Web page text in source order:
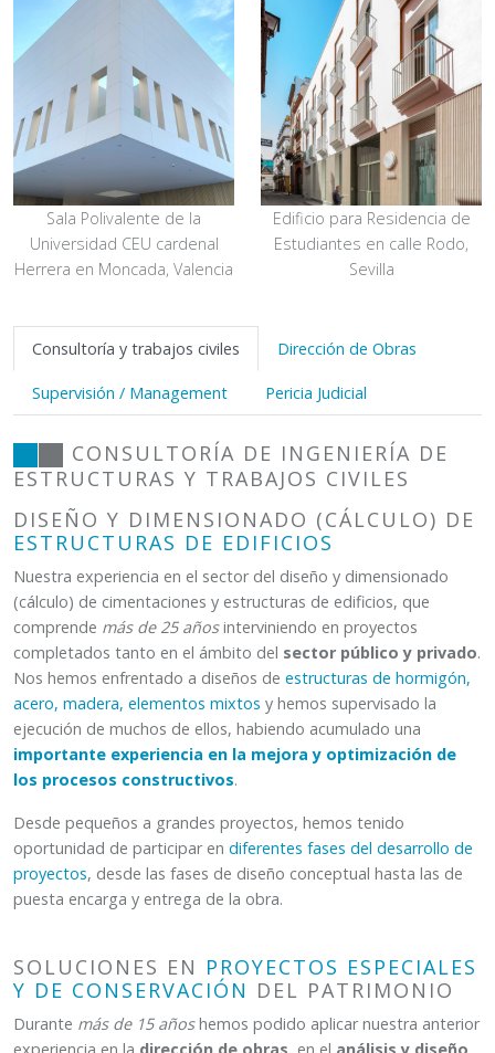
Sala Polivalente de la
Universidad CEU cardenal
Herrera en Moncada, Valencia
Edificio para Residencia de
Estudiantes en calle Rodo,
Sevilla
Consultoría y trabajos civiles Dirección de Obras
Supervisión / Management Pericia Judicial
CONSULTORÍA DE INGENIERÍA DE
ESTRUCTURAS Y TRABAJOS CIVILES
DISEÑO Y DIMENSIONADO (CÁLCULO) DE
ESTRUCTURAS DE EDIFICIOS
Nuestra experiencia en el sector del diseño y dimensionado
(cálculo) de cimentaciones y estructuras de edificios, que
comprende más de 25 añosinterviniendo en proyectos
completados tanto en el ámbito del sector público y privado.
Nos hemos enfrentado a diseños de estructuras de hormigón,
acero, madera, elementos mixtos y hemos supervisado la
ejecución de muchos de ellos, habiendo acumulado una
importante experiencia en la mejora y optimización de
los procesos constructivos.
Desde pequeños a grandes proyectos, hemos tenido
oportunidad de participar en diferentes fases del desarrollo de
proyectos, desde las fases de diseño conceptual hasta las de
puesta encarga y entrega de la obra.
SOLUCIONES EN PROYECTOS ESPECIALES
Y DE CONSERVACIÓN DEL PATRIMONIO
Durante más de 15 añoshemos podido aplicar nuestra anterior
experiencia en la dirección de obras, en el análisis y diseño